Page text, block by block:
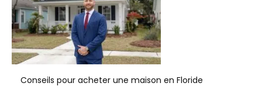
Conseils pour acheter une maison en Floride